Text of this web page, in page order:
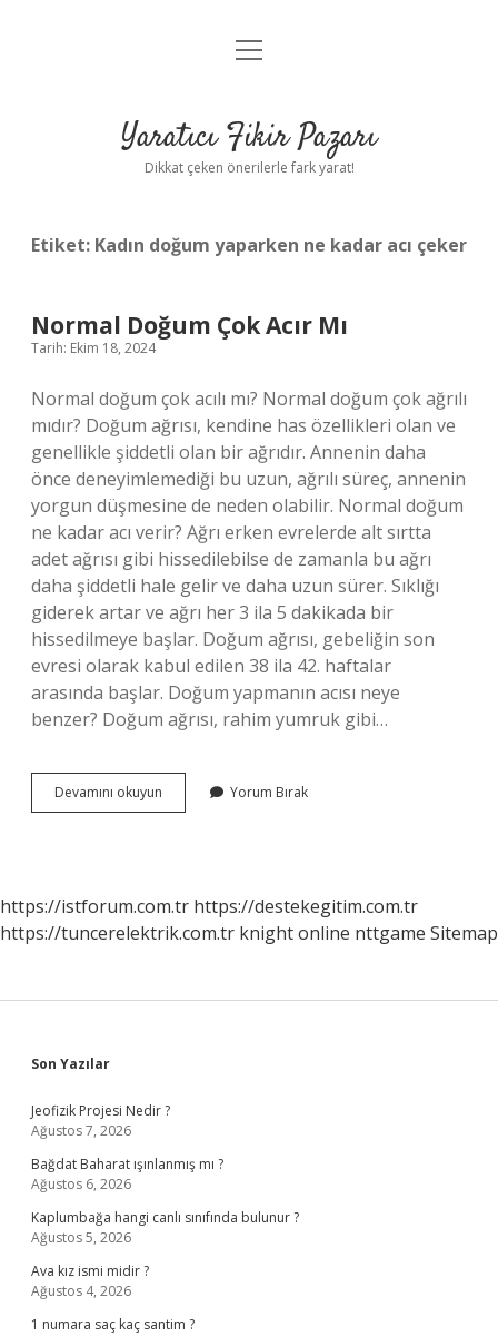
Anasayfa
Yasal Uyarı
menüyü
Yaratıcı Fikir Pazarı
Dikkat çeken önerilerle fark yarat!
Etiket: Kadın doğum yaparken ne kadar acı çeker
Normal Doğum Çok Acır Mı
Tarih: Ekim 18, 2024
Normal doğum çok acılı mı? Normal doğum çok ağrılı
mıdır? Doğum ağrısı, kendine has özellikleri olan ve
genellikle şiddetli olan bir ağrıdır. Annenin daha
önce deneyimlemediği bu uzun, ağrılı süreç, annenin
yorgun düşmesine de neden olabilir. Normal doğum
ne kadar acı verir? Ağrı erken evrelerde alt sırtta
adet ağrısı gibi hissedilebilse de zamanla bu ağrı
daha şiddetli hale gelir ve daha uzun sürer. Sıklığı
giderek artar ve ağrı her 3 ila 5 dakikada bir
hissedilmeye başlar. Doğum ağrısı, gebeliğin son
evresi olarak kabul edilen 38 ila 42. haftalar
arasında başlar. Doğum yapmanın acısı neye
benzer? Doğum ağrısı, rahim yumruk gibi…
Devamını okuyun
Doğum
Yorum Bırak
https://istforum.com.tr https://destekegitim.com.tr
https://tuncerelektrik.com.tr knight online nttgame Sitemap
Sidebar
Son Yazılar
Jeofizik Projesi Nedir ?
Ağustos 7, 2026
Bağdat Baharat ışınlanmış mı ?
Ağustos 6, 2026
Kaplumbağa hangi canlı sınıfında bulunur ?
Ağustos 5, 2026
Ava kız ismi midir ?
Ağustos 4, 2026
1 numara saç kaç santim ?